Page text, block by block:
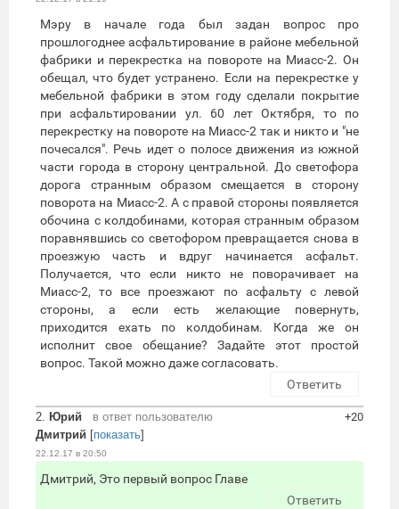
Мэру в начале года был задан вопрос про
прошлогоднее асфальтирование в районе мебельной
фабрики и перекрестка на повороте на Миасс-2. Он
обещал, что будет устранено. Если на перекрестке у
мебельной фабрики в этом году сделали покрытие
при асфальтировании ул. 60 лет Октября, то по
перекрестку на повороте на Миасс-2 так и никто и "не
почесался". Речь идет о полосе движения из южной
части города в сторону центральной. До светофора
дорога странным образом смещается в сторону
поворота на Миасс-2. А с правой стороны появляется
обочина с колдобинами, которая странным образом
поравнявшись со светофором превращается снова в
проезжую часть и вдруг начинается асфальт.
Получается, что если никто не поворачивает на
Миасс-2, то все проезжают по асфальту с левой
стороны, а если есть желающие повернуть,
приходится ехать по колдобинам. Когда же он
исполнит свое обещание? Задайте этот простой
вопрос. Такой можно даже согласовать.
Ответить
2. Юрий
в ответ пользователю
Дмитрий [показать]
22.12.17 в 20:50
+20
Дмитрий, Это первый вопрос Главе
Ответить